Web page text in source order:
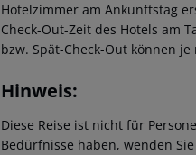
Hotelzimmer am Ankunftstag
Check-Out-Zeit des Hotels am
bzw. Spät-Check-Out können
Hinweis:
Diese Reise ist nicht für
Bedürfnisse haben, wenden